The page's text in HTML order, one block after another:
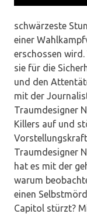
schwärzeste
einer
erschossen
sie für die
und den
mit der
Traumdesigner
Killers auf und
Traumdesigner
hat es mit der
warum
einen
Capitol stürzt?